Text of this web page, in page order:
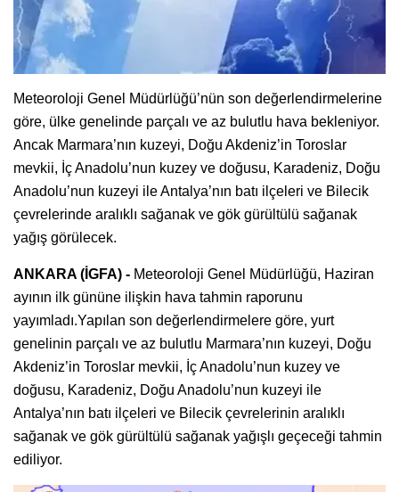
Meteoroloji Genel Müdürlüğü’nün son değerlendirmelerine
göre, ülke genelinde parçalı ve az bulutlu hava bekleniyor.
Ancak Marmara’nın kuzeyi, Doğu Akdeniz’in Toroslar
mevkii, İç Anadolu’nun kuzey ve doğusu, Karadeniz, Doğu
Anadolu’nun kuzeyi ile Antalya’nın batı ilçeleri ve Bilecik
çevrelerinde aralıklı sağanak ve gök gürültülü sağanak
yağış görülecek.
ANKARA (İGFA) - Meteoroloji Genel Müdürlüğü, Haziran
ayının ilk gününe ilişkin hava tahmin raporunu
yayımladı.Yapılan son değerlendirmelere göre, yurt
genelinin parçalı ve az bulutlu Marmara’nın kuzeyi, Doğu
Akdeniz’in Toroslar mevkii, İç Anadolu’nun kuzey ve
doğusu, Karadeniz, Doğu Anadolu’nun kuzeyi ile
Antalya’nın batı ilçeleri ve Bilecik çevrelerinin aralıklı
sağanak ve gök gürültülü sağanak yağışlı geçeceği tahmin
ediliyor.